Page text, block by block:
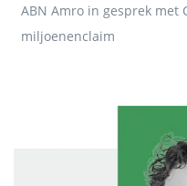
ABN Amro in gesprek met
miljoenenclaim